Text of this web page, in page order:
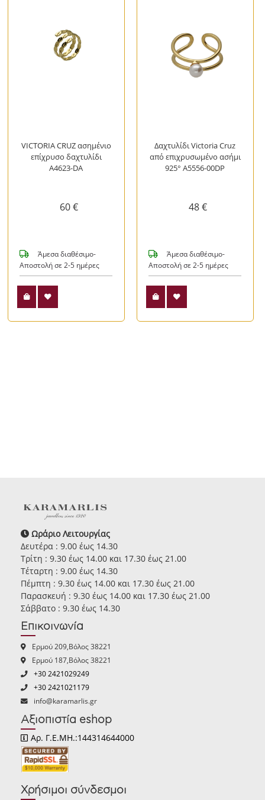
VICTORIA CRUZ ασημένιο
επίχρυσο δαχτυλίδι
A4623-DA
60 €
Άμεσα διαθέσιμο-
Αποστολή σε 2-5 ημέρες
Δαχτυλίδι Victoria Cruz
από επιχρυσωμένο ασήμι
925° A5556-00DP
48 €
Άμεσα διαθέσιμο-
Αποστολή σε 2-5 ημέρες
Ωράριο Λειτουργίας
Δευτέρα : 9.00 έως 14.30
Τρίτη : 9.30 έως 14.00 και 17.30 έως 21.00
Τέταρτη : 9.00 έως 14.30
Πέμπτη : 9.30 έως 14.00 και 17.30 έως 21.00
Παρασκευή : 9.30 έως 14.00 και 17.30 έως 21.00
Σάββατο : 9.30 έως 14.30
Επικοινωνία
Ερμού 209,Βόλος 38221
Ερμού 187,Βόλος 38221
+30 2421029249
+30 2421021179
info@karamarlis.gr
Αξιοπιστία eshop
Αρ. Γ.Ε.ΜΗ.:144314644000
Χρήσιμοι σύνδεσμοι